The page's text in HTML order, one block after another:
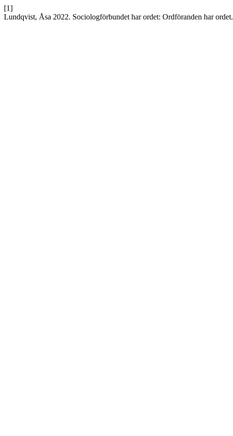
[1]
Lundqvist, Åsa 2022. Sociologförbundet har ordet: Ordföranden har ordet.